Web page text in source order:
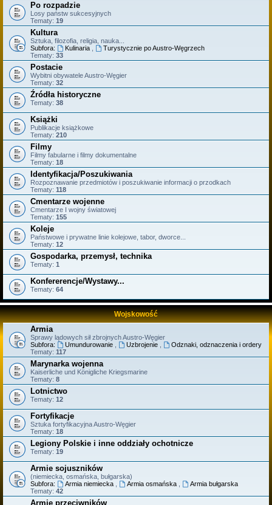
Po rozpadzie
Losy państw sukcesyjnych
Tematy: 19
Kultura
Sztuka, filozofia, religia, nauka...
Subfora:
Kulinaria
Turystycznie po Austro-Węgrzech
Tematy: 33
Postacie
Wybitni obywatele Austro-Węgier
Tematy: 32
Źródła historyczne
Tematy: 38
Książki
Publikacje książkowe
Tematy: 210
Filmy
Filmy fabularne i filmy dokumentalne
Tematy: 18
Identyfikacja/Poszukiwania
Rozpoznawanie przedmiotów i poszukiwanie informacji o przodkach
Tematy: 118
Cmentarze wojenne
Cmentarze I wojny światowej
Tematy: 155
Koleje
Państwowe i prywatne linie kolejowe, tabor, dworce...
Tematy: 12
Gospodarka, przemysł, technika
Tematy: 1
Konfererencje/Wystawy...
Tematy: 64
Wojskowość
Armia
Sprawy lądowych sił zbrojnych Austro-Węgier
Subfora:
Umundurowanie Uzbrojenie
Odznaki, odznaczenia i ordery
Tematy: 117
Marynarka wojenna
Kaiserliche und Königliche Kriegsmarine
Tematy: 8
Lotnictwo
Tematy: 12
Fortyfikacje
Sztuka fortyfikacyjna Austro-Węgier
Tematy: 18
Legiony Polskie i inne oddziały ochotnicze
Tematy: 19
Armie sojuszników
(niemiecka, osmańska, bułgarska)
Subfora:
Armia niemiecka Armia osmańska
Armia bułgarska
Tematy: 42
Armie przeciwników